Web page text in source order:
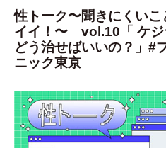
性トーク〜聞きにくい
イイ！〜 vol.10「 ケジ
どう治せばいいの？」#
ニック東京